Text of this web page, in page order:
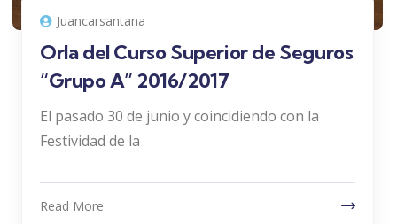
Juancarsantana
Orla del Curso Superior de Seguros
“Grupo A” 2016/2017
El pasado 30 de junio y coincidiendo con la
Festividad de la
Read More